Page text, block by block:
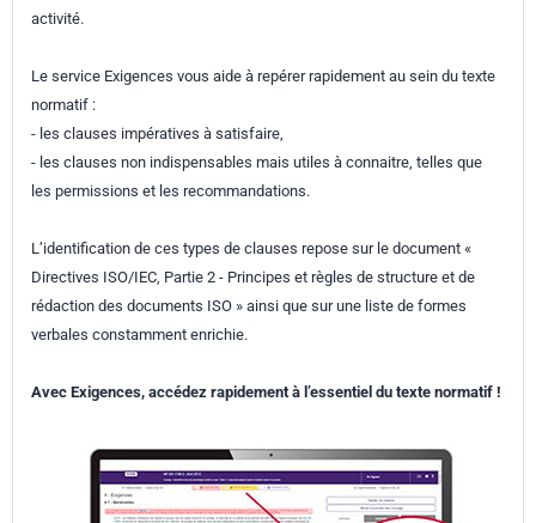
activité.
Le service Exigences vous aide à repérer rapidement au sein du texte
normatif :
- les clauses impératives à satisfaire,
- les clauses non indispensables mais utiles à connaitre, telles que
les permissions et les recommandations.
L’identification de ces types de clauses repose sur le document «
Directives ISO/IEC, Partie 2 - Principes et règles de structure et de
rédaction des documents ISO » ainsi que sur une liste de formes
verbales constamment enrichie.
Avec Exigences, accédez rapidement à l’essentiel du texte normatif !